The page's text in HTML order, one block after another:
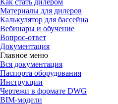
Как стать дилером
Материалы для дилеров
Калькулятор для бассейна
Вебинары и обучение
Вопрос-ответ
Документация
Главное меню
Вся документация
Паспорта оборудования
Инструкции
Чертежи в формате DWG
BIM-модели